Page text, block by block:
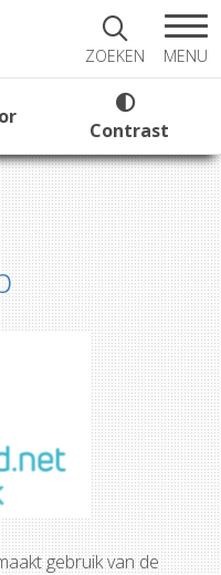
ZOEKEN MENU
Contrast
gebruik van de